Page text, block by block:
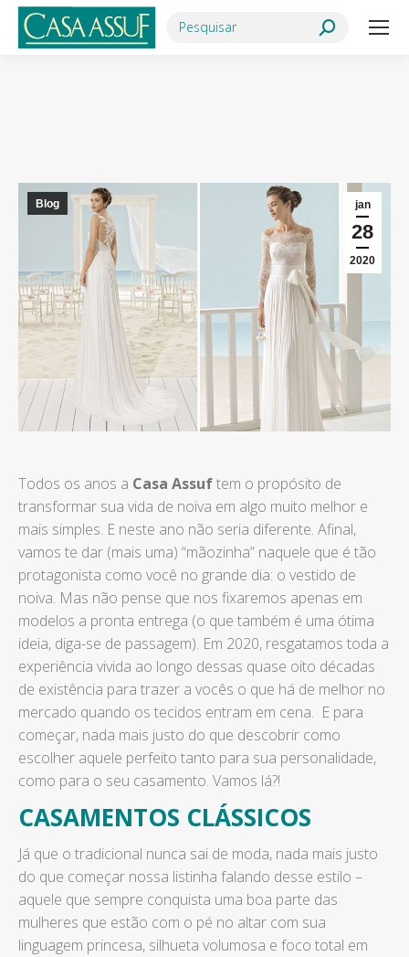
Search:
jan
28
2020
Blog
Todos os anos a Casa Assuftem o propósito de
transformar sua vida de noiva em algo muito melhor e
mais simples. E neste ano não seria diferente. Afinal,
vamos te dar (mais uma) “mãozinha” naquele que é tão
protagonista como você no grande dia: o vestido de
noiva. Mas não pense que nos fixaremos apenas em
modelos a pronta entrega (o que também é uma ótima
ideia, diga-se de passagem). Em 2020, resgatamos toda a
experiência vivida ao longo dessas quase oito décadas
de existência para trazer a vocês o que há de melhor no
mercado quando os tecidos entram em cena. E para
começar, nada mais justo do que descobrir como
escolher aquele perfeito tanto para sua personalidade,
como para o seu casamento. Vamos lá?!
CASAMENTOS CLÁSSICOS
Já que o tradicional nunca sai de moda, nada mais justo
do que começar nossa listinha falando desse estilo –
aquele que sempre conquista uma boa parte das
mulheres que estão com o pé no altar com sua
linguagem princesa, silhueta volumosa e foco total em